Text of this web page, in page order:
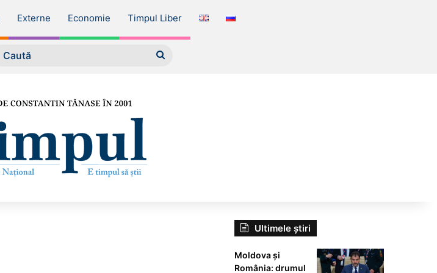
Externe Economie Timpul Liber
Ultimele știri
Moldova și
România: drumul